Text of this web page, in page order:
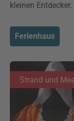
kleinen Entdecker.
Ferienhaus
Strand und